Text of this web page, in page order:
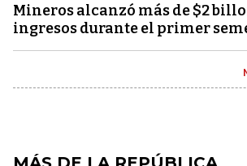
Mineros alcanzó más de $2
ingresos durante el primer